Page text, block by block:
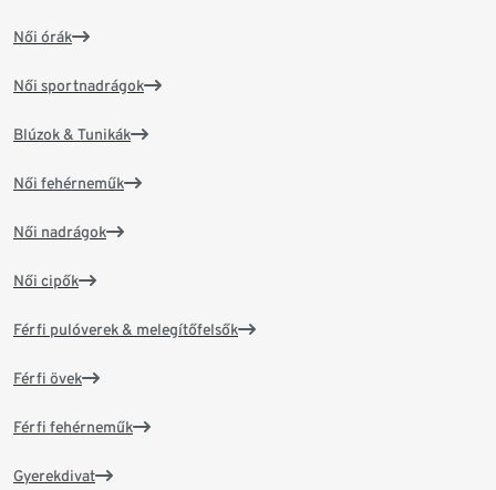
Női órák
Női sportnadrágok
Blúzok & Tunikák
Női fehérneműk
Női nadrágok
Női cipők
Férfi pulóverek & melegítőfelsők
Férfi övek
Férfi fehérneműk
Gyerekdivat